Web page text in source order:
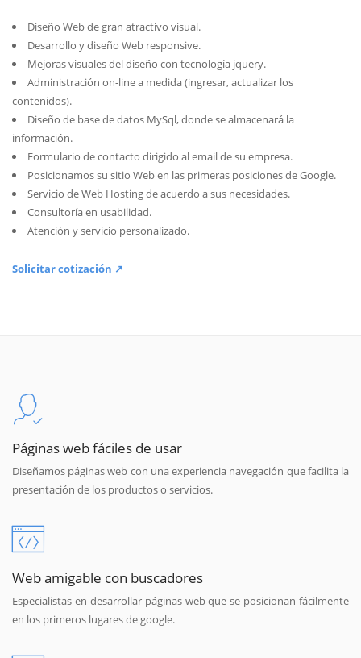
Diseño Web de gran atractivo visual.
Desarrollo y diseño Web responsive.
Mejoras visuales del diseño con tecnología jquery.
Administración on-line a medida (ingresar, actualizar los
contenidos).
Diseño de base de datos MySql, donde se almacenará la
información.
Formulario de contacto dirigido al email de su empresa.
Posicionamos su sitio Web en las primeras posiciones de Google.
Servicio de Web Hosting de acuerdo a sus necesidades.
Consultoría en usabilidad.
Atención y servicio personalizado.
Solicitar cotización ↗
Páginas web fáciles de usar
Diseñamos páginas web con una experiencia navegación que facilita la
presentación de los productos o servicios.
Web amigable con buscadores
Especialistas en desarrollar páginas web que se posicionan fácilmente
en los primeros lugares de google.